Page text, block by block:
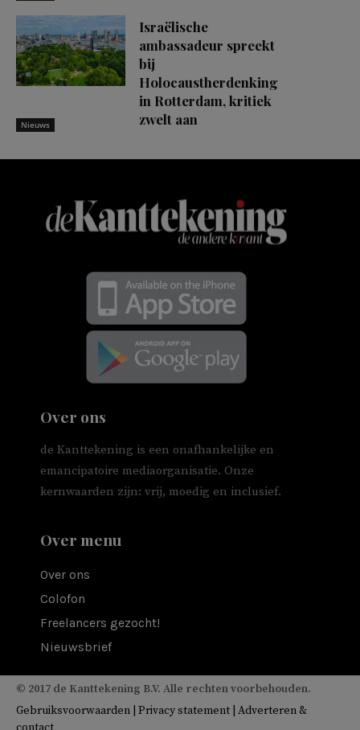
Nieuws
Israëlische
ambassadeur spreekt
bij
Holocaustherdenking
in Rotterdam, kritiek
zwelt aan
Over ons
de Kanttekening is een onafhankelijke en
emancipatoire mediaorganisatie. Onze
kernwaarden zijn: vrij, moedig en inclusief.
Over menu
Over ons
Colofon
Freelancers gezocht!
Nieuwsbrief
© 2017 de Kanttekening B.V. Alle rechten voorbehouden.
Gebruiksvoorwaarden Privacy statement Adverteren &